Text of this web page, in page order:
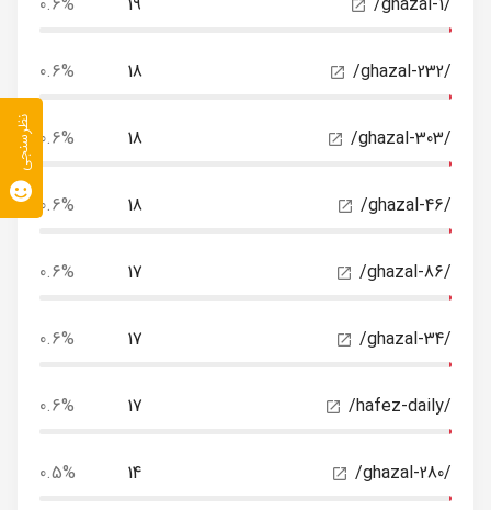
/ghazal-232/
18
0.6%
/ghazal-303/
18
0.6%
/ghazal-46/
18
0.6%
/ghazal-86/
17
0.6%
/ghazal-34/
17
0.6%
/hafez-daily/
17
0.6%
/ghazal-280/
14
0.5%
نظرسنجی